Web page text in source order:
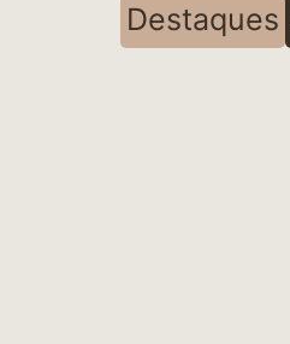
Destaques